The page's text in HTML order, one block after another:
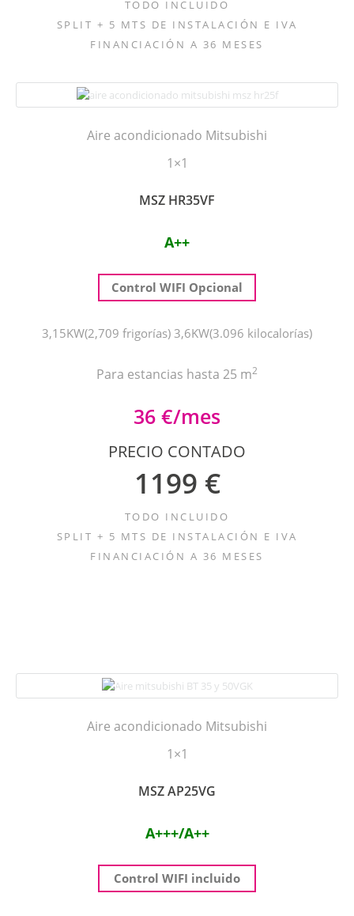
TODO INCLUIDO
SPLIT + 5 MTS DE INSTALACIÓN E IVA
FINANCIACIÓN A 36 MESES
Aire acondicionado Mitsubishi
1×1
MSZ HR35VF
A++
Control WIFI Opcional
3,15KW(2,709 frigorías) 3,6KW(3.096 kilocalorías)
Para estancias hasta 25 m2
36 €/mes
PRECIO CONTADO
1199 €
TODO INCLUIDO
SPLIT + 5 MTS DE INSTALACIÓN E IVA
FINANCIACIÓN A 36 MESES
Aire acondicionado Mitsubishi
1×1
MSZ AP25VG
A+++/A++
Control WIFI incluido